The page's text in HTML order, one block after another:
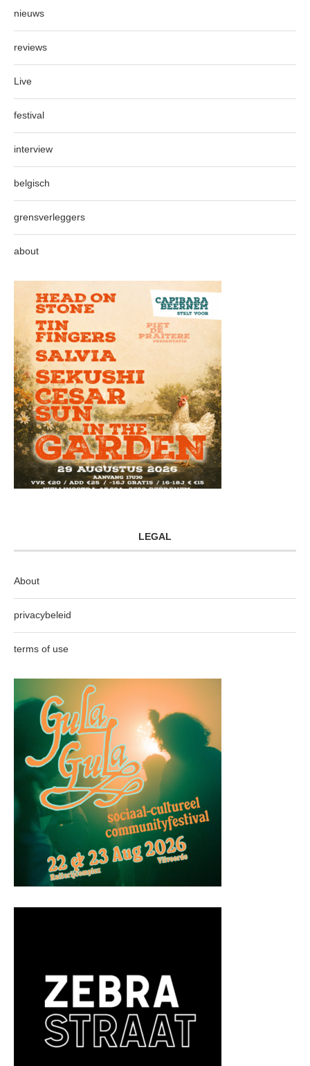
nieuws
reviews
Live
festival
interview
belgisch
grensverleggers
about
LEGAL
About
privacybeleid
terms of use